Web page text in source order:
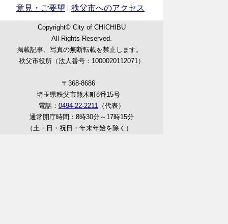
意見・ご要望
秩父市へのアクセス
Copyright© City of CHICHIBU
All Rights Reserved.
掲載記事、写真の無断転載を禁止します。
秩父市役所（法人番号：1000020112071）
〒368-8686
埼玉県秩父市熊木町8番15号
電話： 0494-22-2211
（代表）
通常開庁時間：8時30分～17時15分
（土・日・祝日・年末年始を除く）